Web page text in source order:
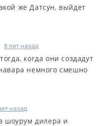
же Датсун, выйдет
8 лет назад
когда они создадут
немного смешно
назад
шоурум дилера и